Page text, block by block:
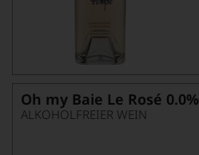
Oh my Baie Le Rosé 0.0%
ALKOHOLFREIER WEIN